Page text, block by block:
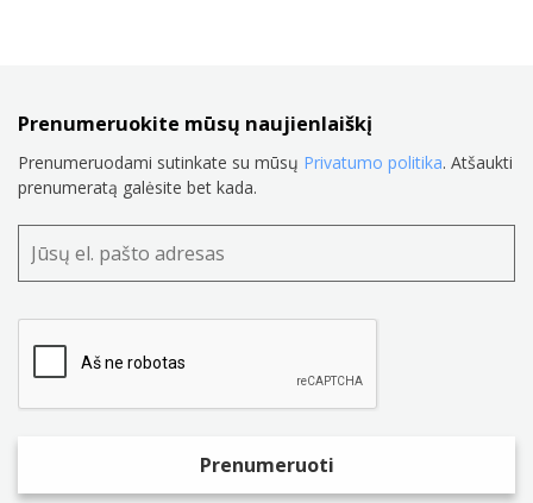
Prenumeruokite mūsų naujienlaiškį
Prenumeruodami sutinkate su mūsų Privatumo politika. Atšaukti
prenumeratą galėsite bet kada.